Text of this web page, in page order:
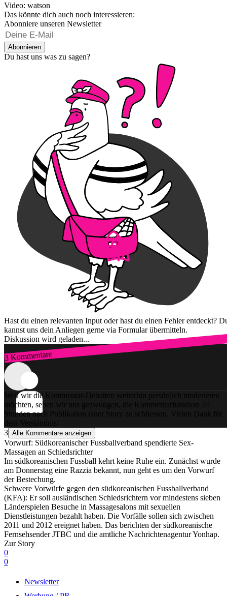
Video: watson
Das könnte dich auch noch interessieren:
Abonniere unseren Newsletter
Abonnieren
Du hast uns was zu sagen?
Hast du einen relevanten Input oder hast du einen Fehler entdeckt?
kannst uns dein Anliegen gerne via Formular übermitteln.
Diskussion wird geladen...
3 Kommentare
Zum Login
Weil wir die Kommentar-Debatten weiterhin persönlich moderieren
möchten, sehen wir uns gezwungen, die Kommentarfunktion 24
Stunden nach Publikation einer Story zu schliessen. Vielen Dank für
dein Verständnis!
3 Alle Kommentare anzeigen
Vorwurf: Südkoreanischer Fussballverband spendierte Sex-
Massagen an Schiedsrichter
Im südkoreanischen Fussball kehrt keine Ruhe ein. Zunächst wurde
am Donnerstag eine Razzia bekannt, nun geht es um den Vorwurf
der Bestechung.
Schwere Vorwürfe gegen den südkoreanischen Fussballverband
(KFA): Er soll ausländischen Schiedsrichtern vor mindestens sieben
Länderspielen Besuche in Massagesalons mit sexuellen
Dienstleistungen bezahlt haben. Die Vorfälle sollen sich zwischen
2011 und 2012 ereignet haben. Das berichten der südkoreanische
Fernsehsender JTBC und die amtliche Nachrichtenagentur Yonhap.
Zur Story
0
0
Newsletter